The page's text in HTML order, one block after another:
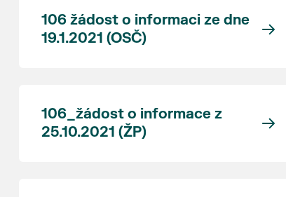
106 žádost o informaci ze dne
19.1.2021 (OSČ)
106_žádost o informace z
25.10.2021 (ŽP)